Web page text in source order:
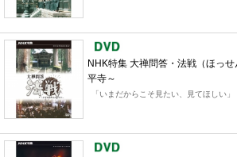
NHK特集 大禅問答・法戦（ほっ
平寺～
「いまだからこそ見たい、見てほしい